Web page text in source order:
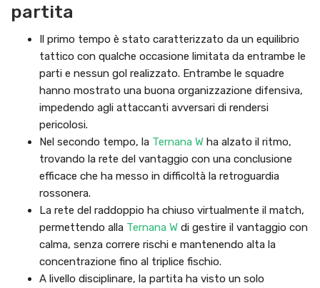
partita
Il primo tempo è stato caratterizzato da un equilibrio
tattico con qualche occasione limitata da entrambe le
parti e nessun gol realizzato. Entrambe le squadre
hanno mostrato una buona organizzazione difensiva,
impedendo agli attaccanti avversari di rendersi
pericolosi.
Nel secondo tempo, la Ternana W ha alzato il ritmo,
trovando la rete del vantaggio con una conclusione
efficace che ha messo in difficoltà la retroguardia
rossonera.
La rete del raddoppio ha chiuso virtualmente il match,
permettendo alla Ternana W di gestire il vantaggio con
calma, senza correre rischi e mantenendo alta la
concentrazione fino al triplice fischio.
A livello disciplinare, la partita ha visto un solo